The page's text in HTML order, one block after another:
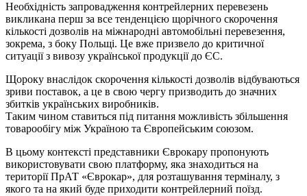
Необхідність запровадження контрейлерних перевезень
викликана перш за все тенденцією щорічного скорочення
кількості дозволів на міжнародні автомобільні перевезення,
зокрема, з боку Польщі. Це вже призвело до критичної
ситуації з вивозу української продукції до ЄС.
Щороку внаслідок скорочення кількості дозволів відбуваються
зриви поставок, а це в свою чергу призводить до значних
збитків українських виробників.
Таким чином ставиться під питання можливість збільшення
товарообігу між Україною та Європейським союзом.
В цьому контексті представники Єврокару пропонують
використовувати свою платформу, яка знаходиться на
території ПрАТ «Єврокар», для розташування терміналу, з
якого та на який буде приходити контрейлерний поїзд.